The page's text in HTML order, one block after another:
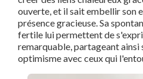
ouverte, et il sait embellir son
présence gracieuse. Sa
fertile lui permettent de
remarquable, partageant ainsi
optimisme avec ceux qui